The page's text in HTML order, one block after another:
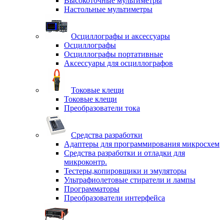
Настольные мультиметры
Осциллографы и аксессуары
Осциллографы
Осциллографы портативные
Аксессуары для осциллографов
Токовые клещи
Токовые клещи
Преобразователи тока
Средства разработки
Адаптеры для программирования микросхем
Средства разработки и отладки для
микроконтр.
Тестеры,копировщики и эмуляторы
Ультрафиолетовые стиратели и лампы
Программаторы
Преобразователи интерфейса